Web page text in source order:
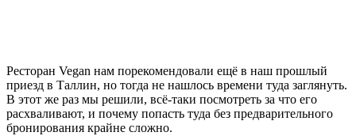
Ресторан Vegan нам порекомендовали ещё в наш прошлый
приезд в Таллин, но тогда не нашлось времени туда заглянуть.
В этот же раз мы решили, всё-таки посмотреть за что его
расхваливают, и почему попасть туда без предварительного
бронирования крайне сложно.